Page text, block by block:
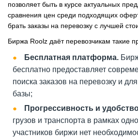
позволяет быть в курсе актуальных
сравнения цен среди подходящих
брать заказы на перевозку с лучшей
Биржа Roolz даёт перевозчикам такие
Бесплатная платформа.
бесплатно предоставляет
поиска заказов на перевозку и
базы;
Прогрессивность и
грузов и транспорта в рамках
участников биржи нет